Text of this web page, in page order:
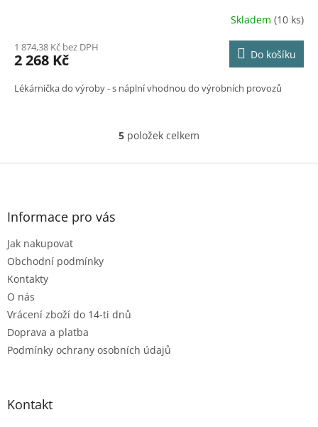
R
M
A
Skladem (10 ks)
1 874,38 Kč bez DPH
2 268 Kč Do košíku
Lékárnička do výroby - s náplní vhodnou do výrobních provozů
O
l
p
i
5 položek celkem
Z
Informace pro vás
Jak nakupovat
Obchodní podmínky
Kontakty
O nás
Vrácení zboží do 14-ti dnů
Doprava a platba
Podmínky ochrany osobních údajů
Kontakt